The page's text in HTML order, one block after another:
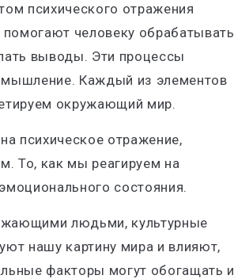
психического отражения
человеку обрабатывать
выводы. Эти процессы
мышление. Каждый из элементов
окружающий мир.
психическое отражение,
То, как мы реагируем на
состояния.
людьми, культурные
нашу картину мира и влияют,
факторы могут обогащать и